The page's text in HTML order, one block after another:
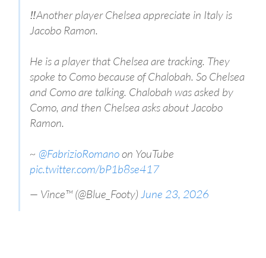
‼️Another player Chelsea appreciate in Italy is
Jacobo Ramon.
He is a player that Chelsea are tracking. They
spoke to Como because of Chalobah. So Chelsea
and Como are talking. Chalobah was asked by
Como, and then Chelsea asks about Jacobo
Ramon.
~ @FabrizioRomanoon YouTube
pic.twitter.com/bP1b8se417
— Vince™ (@Blue_Footy) June 23, 2026